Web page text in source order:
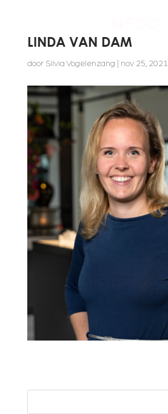
LINDA VAN DAM
door Silvia Vogelenzang nov 25, 2021